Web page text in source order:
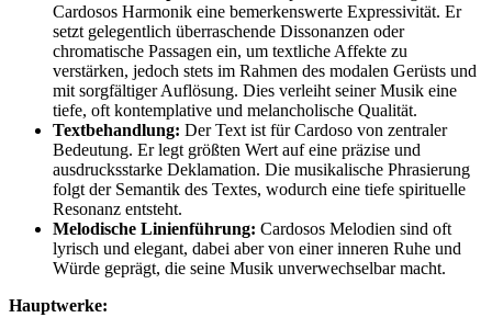
Cardosos Harmonik eine bemerkenswerte Expressivität. Er
setzt gelegentlich überraschende Dissonanzen oder
chromatische Passagen ein, um textliche Affekte zu
verstärken, jedoch stets im Rahmen des modalen Gerüsts und
mit sorgfältiger Auflösung. Dies verleiht seiner Musik eine
tiefe, oft kontemplative und melancholische Qualität.
Textbehandlung: Der Text ist für Cardoso von zentraler
Bedeutung. Er legt größten Wert auf eine präzise und
ausdrucksstarke Deklamation. Die musikalische Phrasierung
folgt der Semantik des Textes, wodurch eine tiefe spirituelle
Resonanz entsteht.
Melodische Linienführung: Cardosos Melodien sind oft
lyrisch und elegant, dabei aber von einer inneren Ruhe und
Würde geprägt, die seine Musik unverwechselbar macht.
Hauptwerke: